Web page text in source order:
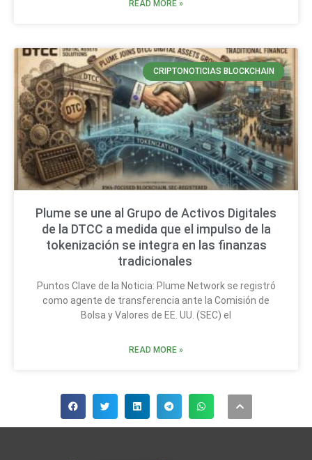
READ MORE »
CRIPTONOTICIAS BLOCKCHAIN
Plume se une al Grupo de Activos Digitales
de la DTCC a medida que el impulso de la
tokenización se integra en las finanzas
tradicionales
Puntos Clave de la Noticia: Plume Network se registró
como agente de transferencia ante la Comisión de
Bolsa y Valores de EE. UU. (SEC) el
READ MORE »